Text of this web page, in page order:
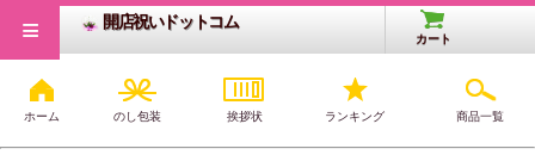
開店祝いドットコム
カート
ホーム のし包装 挨拶状 ランキング 商品一覧
≡
送料について